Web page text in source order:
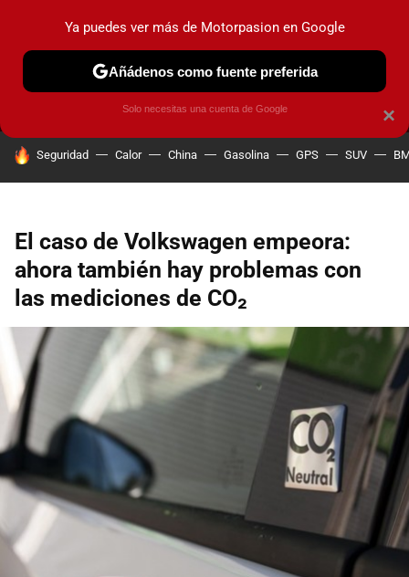
MENÚ NUEVO
COCHES ELÉCTRICOS OBSERVATORIO
HOY SE HABLA DE
Seguridad Calor China Gasolina GPS SUV
El caso de Volkswagen empeora:
ahora también hay problemas con
las mediciones de CO₂
×
Ya puedes ver más de Motorpasion en Google
Añádenos como fuente preferida
Solo necesitas una cuenta de Google